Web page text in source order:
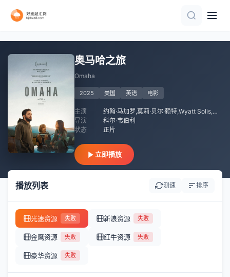
奥马哈之旅
Omaha
2025 美国 英语 电影
主演
约翰·马加罗,莫莉·贝尔·赖特,Wyatt Solis,塔利亚·巴尔萨姆,瑞秋·艾里格,Max Carpenter,Lisa Carswell,Janelle Fore,Ally Wright,凯特里克·科普兰,Daniel Edward Mora,Christina Cooper,Emma Keifer,Teo,Craig Gregersen
导演
科尔·韦伯利
状态
正片
立即播放
播放列表 测速 排序
光速资源 失败 新浪资源 失败
金鹰资源 失败 红牛资源 失败
豪华资源 失败
正片
正片
HD
正片
HD中字
HD中字